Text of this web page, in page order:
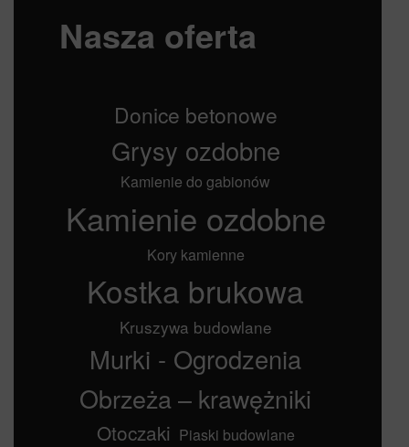
Nasza oferta
Donice betonowe
Grysy ozdobne
Kamienie do gabionów
Kamienie ozdobne
Kory kamienne
Kostka brukowa
Kruszywa budowlane
Murki - Ogrodzenia
Obrzeża – krawężniki
Otoczaki Piaski budowlane